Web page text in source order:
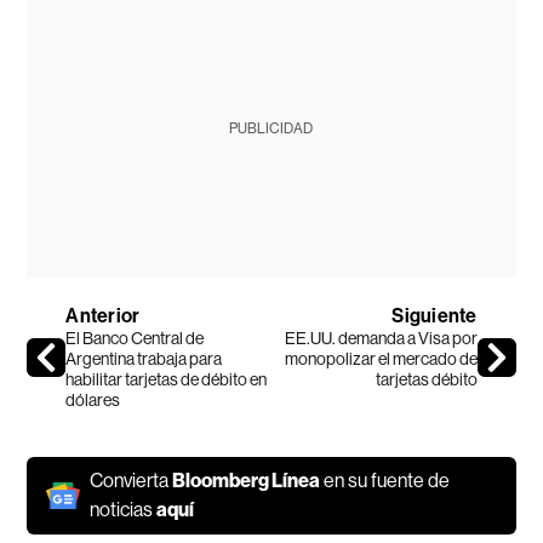
PUBLICIDAD
Anterior
El Banco Central de
Argentina trabaja para
habilitar tarjetas de débito en
dólares
Siguiente
EE.UU. demanda a Visa por
monopolizar el mercado de
tarjetas débito
ConviertaBloomberg Líneaen su fuente de
noticiasaquí